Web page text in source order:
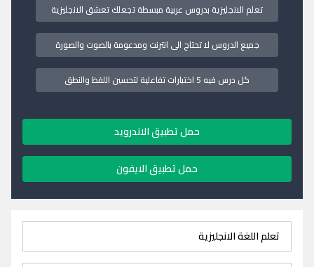
تعلم الانجليزية بدروس عربية مبسطة تجعلك تعشق الانجليزية
جميع الدروس لا تحتاج الى انترنت ومدعومة بالصوت والصورة
كل درس فيه 5 اختبارات تفاعلية لتحسين اللفظ والنطق
حمل تطبيق الاندرويد
حمل تطبيق الايفون
تعلم اللغة الانجليزية